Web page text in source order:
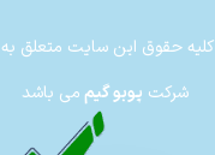
کلیه حقوق این سایت متعلق به
شرکت پوبو گیممی باشد